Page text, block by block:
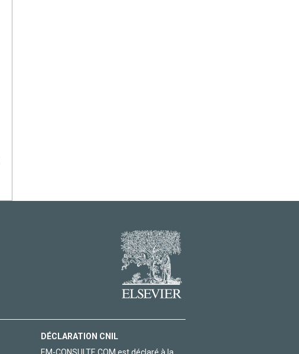
DÉCLARATION CNIL
EM-CONSULTE.COM est déclaré à la